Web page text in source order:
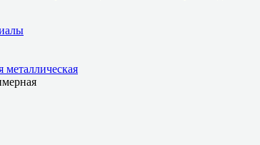
металлическая